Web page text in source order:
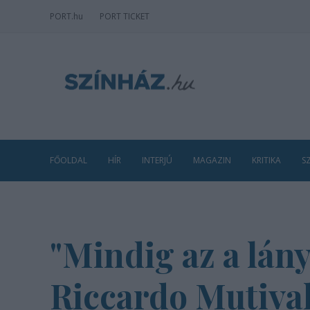
PORT.hu PORT TICKET
FŐOLDAL HÍR INTERJÚ MAGAZIN KRITIKA
"Mindig az a
Riccardo